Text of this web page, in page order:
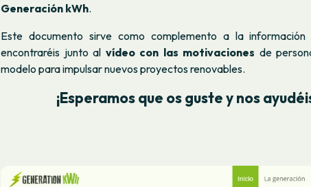
Generación kWh.
Este documento sirve como complemento a la
encontraréis junto al vídeo con las motivaciones de
modelo para impulsar nuevos proyectos renovables.
¡Esperamos que os guste y nos